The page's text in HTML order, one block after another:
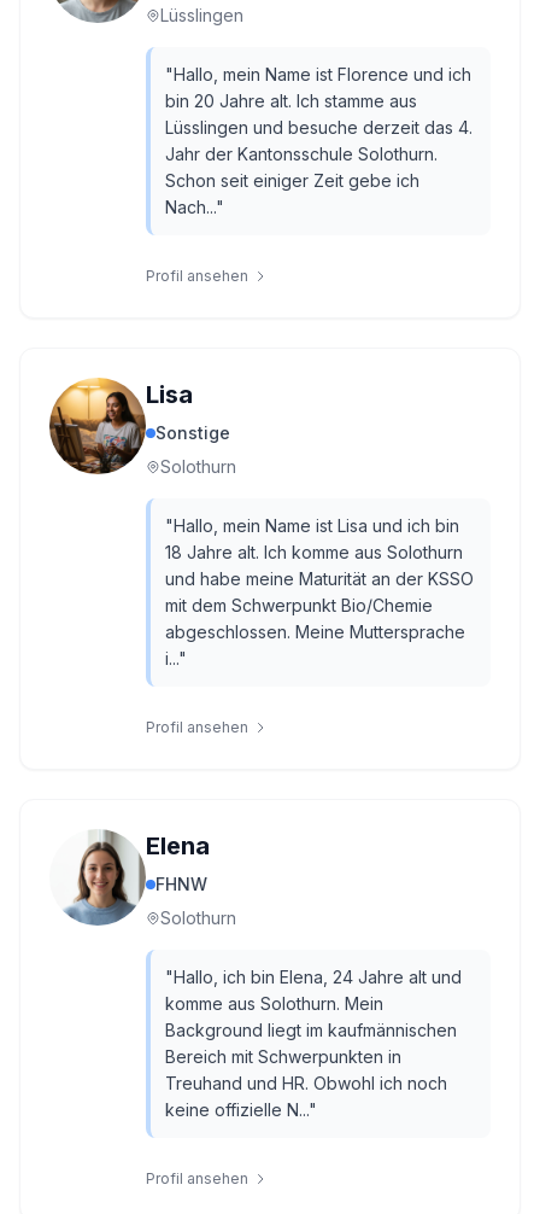
Lüsslingen
"Hallo, mein Name ist Florence und ich
bin 20 Jahre alt. Ich stamme aus
Lüsslingen und besuche derzeit das 4.
Jahr der Kantonsschule Solothurn.
Schon seit einiger Zeit gebe ich
Nach..."
Profil ansehen
Lisa
Sonstige
Solothurn
"Hallo, mein Name ist Lisa und ich bin
18 Jahre alt. Ich komme aus Solothurn
und habe meine Maturität an der KSSO
mit dem Schwerpunkt Bio/Chemie
abgeschlossen. Meine Muttersprache
i..."
Profil ansehen
Elena
FHNW
Solothurn
"Hallo, ich bin Elena, 24 Jahre alt und
komme aus Solothurn. Mein
Background liegt im kaufmännischen
Bereich mit Schwerpunkten in
Treuhand und HR. Obwohl ich noch
keine offizielle N..."
Profil ansehen